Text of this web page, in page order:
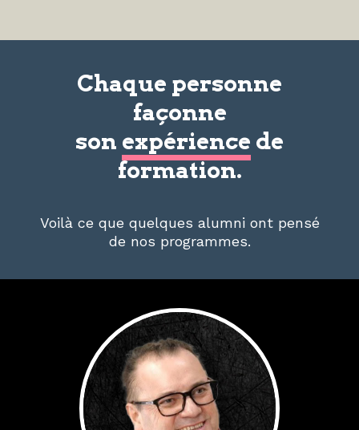
Chaque personne
façonne
son expérience de
formation.
Voilà ce que quelques alumni ont pensé
de nos programmes.